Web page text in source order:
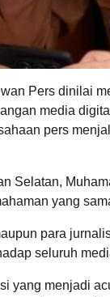
Pers dinilai
media
pers
Selatan,
yang
para
seluruh
yang menjadi